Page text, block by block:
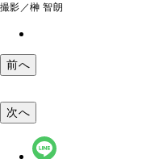
撮影／榊 智朗
前へ
次へ